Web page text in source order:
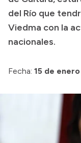
Boletín Oficial
Compras y
Consulta de
Convocatorias
del Río que
Viedma con la
nacionales.
Fecha: 15 de